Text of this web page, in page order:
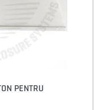
PENTRU